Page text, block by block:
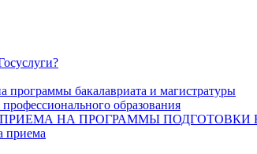
бакалавриата и магистратуры
образования
НА ПРОГРАММЫ ПОДГОТОВКИ
приема